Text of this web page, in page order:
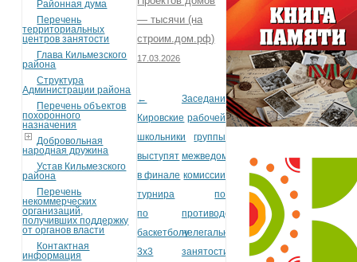
Районная дума
Перечень
территориальных
центров занятости
Глава Кильмезского
района
Структура
Администрации района
Перечень объектов
похоронного
назначения
Добровольная
народная дружина
Устав Кильмезского
района
Перечень
некоммерческих
организаций,
получивших поддержку
от органов власти
Контактная
информация
— тысячи (на
строим.дом.рф)
17.03.2026
Post navigation
←
Кировские
школьники
выступят
в финале
турнира
по
баскетболу
3х3
Заседание
рабочей
группы
межведомственной
комиссии
по
противодействию
нелегальной
занятости